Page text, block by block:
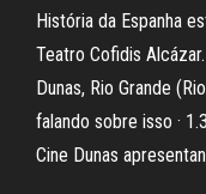
História da Espanha
Teatro Cofidis
Dunas, Rio Grande
falando sobre isso ·
Cine Dunas